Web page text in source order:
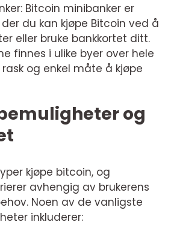
Bitcoin minibanker er
du kan kjøpe Bitcoin ved å
eller bruke bankkortet ditt.
finnes i ulike byer over hele
og enkel måte å kjøpe
og
kjøpe bitcoin, og
avhengig av brukerens
Noen av de vanligste
inkluderer: